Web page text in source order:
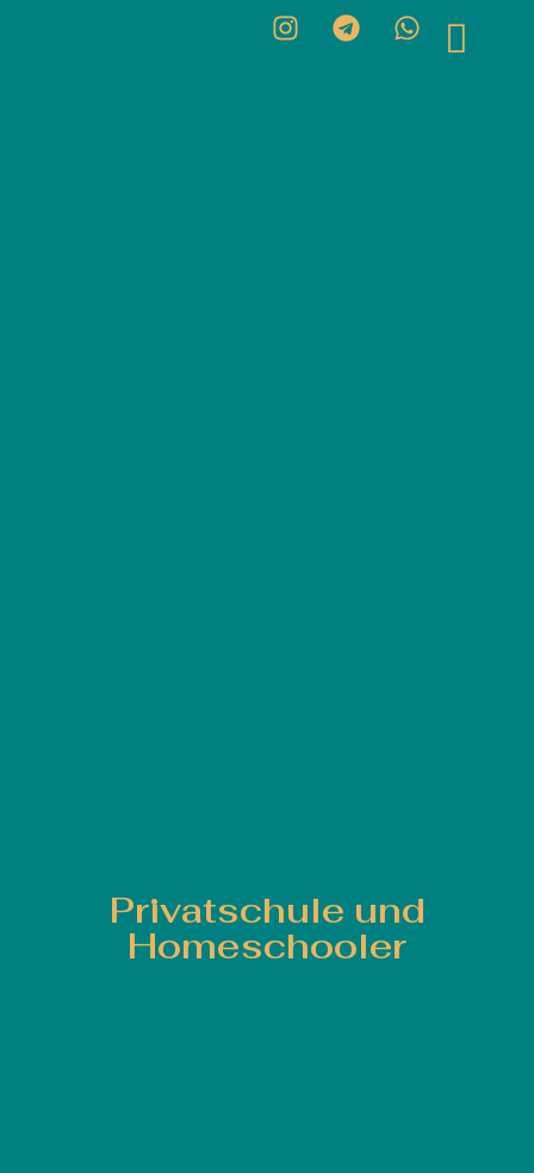
Privatschule und
Homeschooler